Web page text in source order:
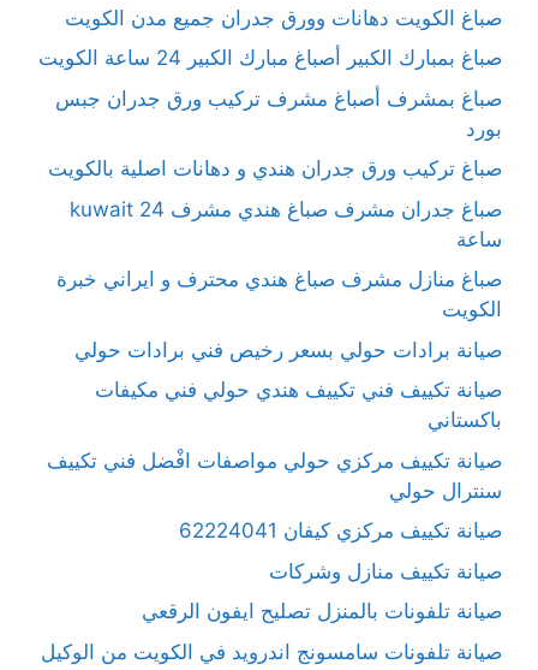
صباغ الكويت دهانات وورق جدران جميع مدن الكويت
صباغ بمبارك الكبير أصباغ مبارك الكبير 24 ساعة الكويت
صباغ بمشرف أصباغ مشرف تركيب ورق جدران جبس
بورد
صباغ تركيب ورق جدران هندي و دهانات اصلية بالكويت
صباغ جدران مشرف صباغ هندي مشرف kuwait 24
ساعة
صباغ منازل مشرف صباغ هندي محترف و ايراني خبرة
الكويت
صيانة برادات حولي بسعر رخيص فني برادات حولي
صيانة تكييف فني تكييف هندي حولي فني مكيفات
باكستاني
صيانة تكييف مركزي حولي مواصفات افْضل فني تكييف
سنترال حولي
صيانة تكييف مركزي كيفان 62224041
صيانة تكييف منازل وشركات
صيانة تلفونات بالمنزل تصليح ايفون الرقعي
صيانة تلفونات سامسونج اندرويد في الكويت من الوكيل